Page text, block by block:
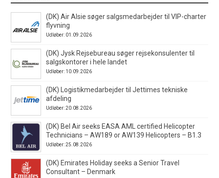
(DK) Air Alsie søger salgsmedarbejder til VIP-charter
flyvning
Udløber: 01.09.2026
(DK) Jysk Rejsebureau søger rejsekonsulenter til
salgskontorer i hele landet
Udløber: 10.09.2026
(DK) Logistikmedarbejder til Jettimes tekniske
afdeling
Udløber: 20.08.2026
(DK) Bel Air seeks EASA AML certified Helicopter
Technicians – AW189 or AW139 Helicopters – B1.3
Udløber: 25.08.2026
(DK) Emirates Holiday seeks a Senior Travel
Consultant – Denmark